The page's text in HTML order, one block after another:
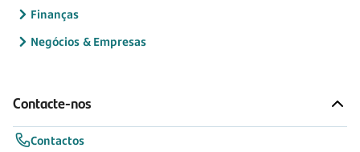
Finanças
Negócios & Empresas
Contacte-nos
Contactos